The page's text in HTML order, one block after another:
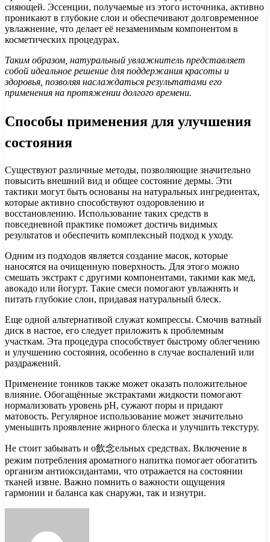
сияющей. Эссенции, получаемые из этого источника, активно
проникают в глубокие слои и обеспечивают долговременное
увлажнение, что делает её незаменимым компонентом в
косметических процедурах.
Таким образом, натуральный увлажнитель представляет
собой идеальное решение для поддержания красоты и
здоровья, позволяя наслаждаться результатами его
применения на протяжении долгого времени.
Способы применения для улучшения
состояния
Существуют различные методы, позволяющие значительно
повысить внешний вид и общее состояние дермы. Эти
тактики могут быть основаны на натуральных ингредиентах,
которые активно способствуют оздоровлению и
восстановлению. Использование таких средств в
повседневной практике поможет достичь видимых
результатов и обеспечить комплексный подход к уходу.
Одним из подходов является создание масок, которые
наносятся на очищенную поверхность. Для этого можно
смешать экстракт с другими компонентами, такими как мед,
авокадо или йогурт. Такие смеси помогают увлажнять и
питать глубокие слои, придавая натуральный блеск.
Еще одной альтернативой служат компрессы. Смочив ватный
диск в настое, его следует приложить к проблемным
участкам. Эта процедура способствует быстрому облегчению
и улучшению состояния, особенно в случае воспалений или
раздражений.
Применение тоников также может оказать положительное
влияние. Обогащённые экстрактами жидкости помогают
нормализовать уровень рН, сужают поры и придают
матовость. Регулярное использование может значительно
уменьшить проявление жирного блеска и улучшить текстуру.
Не стоит забывать и о飲念ельных средствах. Включение в
режим потребления ароматного напитка помогает обогатить
организм антиоксидантами, что отражается на состоянии
тканей извне. Важно помнить о важности ощущения
гармонии и баланса как снаружи, так и изнутри.